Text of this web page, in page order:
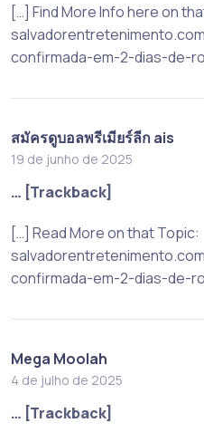
[…] Find More Info here on
confirmada-em-2-dias-de-
สมัครดูบอลพรีเมียร์ลีก ais
19 de junho de 2025
… [Trackback]
[…] Read More on that Topic:
confirmada-em-2-dias-de-
Mega Moolah
4 de julho de 2025
… [Trackback]